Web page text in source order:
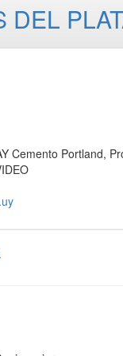
DEL
Cemento Portland,